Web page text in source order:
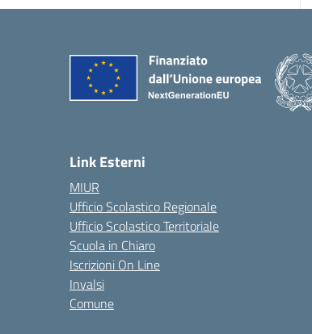
Link Esterni
MIUR
Ufficio Scolastico Regionale
Ufficio Scolastico Territoriale
Scuola in Chiaro
Iscrizioni On Line
Invalsi
Comune